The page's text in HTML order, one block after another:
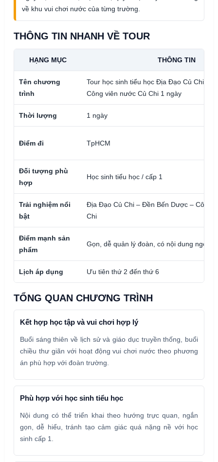
về khu vui chơi nước của từng trường.
THÔNG TIN NHANH VỀ TOUR
HẠNG MỤC THÔNG TIN
Tên chương
trình
Tour học sinh tiểu học Địa Đạo Củ Chi –
Công viên nước Củ Chi 1 ngày
Thời lượng 1 ngày
Điểm đi TpHCM
Đối tượng phù
hợp
Học sinh tiểu học / cấp 1
Trải nghiệm nổi
bật
Địa Đạo Củ Chi – Đền Bến Dược – Công
Chi
Điểm mạnh sản
phẩm
Gọn, dễ quản lý đoàn, có nội dung ngoại
Lịch áp dụng Ưu tiên thứ 2 đến thứ 6
TỔNG QUAN CHƯƠNG TRÌNH
Kết hợp học tập và vui chơi hợp lý
Buổi sáng thiên về lịch sử và giáo dục truyền thống, buổi
chiều thư giãn với hoạt động vui chơi nước theo phương
án phù hợp với đoàn trường.
Phù hợp với học sinh tiểu học
Nội dung có thể triển khai theo hướng trực quan, ngắn
gọn, dễ hiểu, tránh tạo cảm giác quá nặng nề với học
sinh cấp 1.